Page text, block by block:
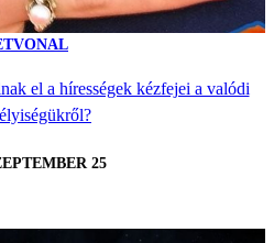
el a hírességek kézfejei a valódi
25